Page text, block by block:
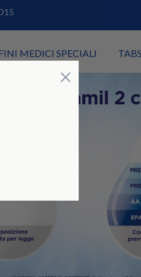
× Chiudi
MEDICI SPECIALI TABS